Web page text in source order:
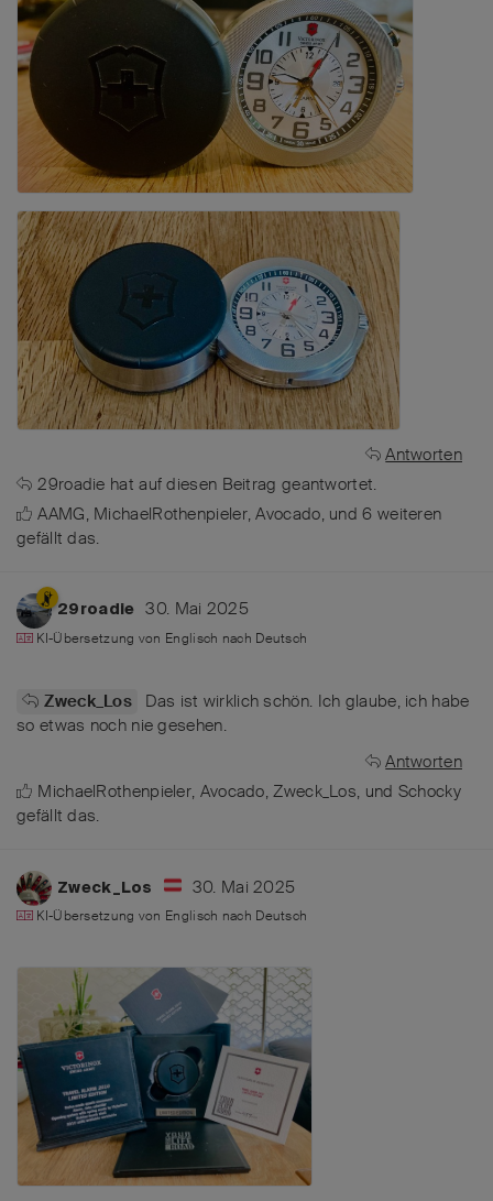
Antworten
29roadie hat auf diesen Beitrag geantwortet.
AAMG, MichaelRothenpieler,Avocado, und6 weiteren
gefällt das.
29roadie 30. Mai 2025
KI-Übersetzung von Englisch nach Deutsch
Zweck_Los
Das ist wirklich schön. Ich glaube, ich habe
so etwas noch nie gesehen.
Antworten
MichaelRothenpieler, Avocado,Zweck_Los, und Schocky
gefällt das.
Zweck_Los 30. Mai 2025
KI-Übersetzung von Englisch nach Deutsch